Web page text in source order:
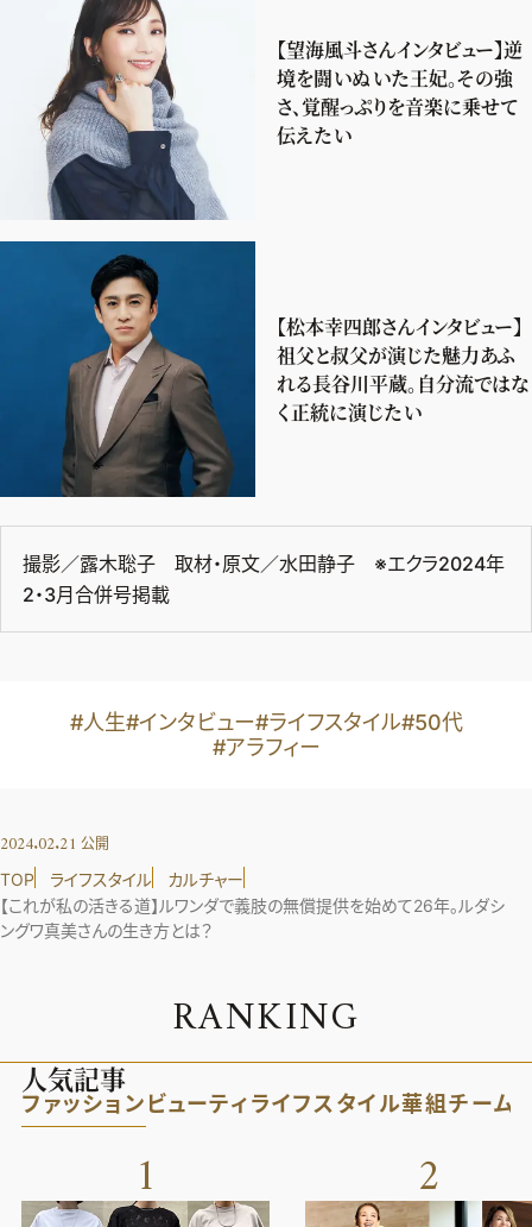
【望海風斗さんインタビュー】逆
境を闘いぬいた王妃。その強
さ、覚醒っぷりを音楽に乗せて
伝えたい
【松本幸四郎さんインタビュー】
祖父と叔父が演じた魅力あふ
れる長谷川平蔵。自分流ではな
く正統に演じたい
撮影／露木聡子 取材・原文／水田静子 ※エクラ2024年
2・3月合併号掲載
#人生#インタビュー#ライフスタイル#50代
#アラフィー
2024.02.21 公開
TOP ライフスタイル
カルチャー
【これが私の活きる道】ルワンダで義肢の無償提供を始めて26年。ルダシ
ングワ真美さんの生き方とは？
RANKING
人気記事
ファッション ビューティライフスタイル華組チーム
1 2